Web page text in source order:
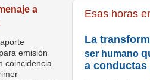
Esas horas
La
ser humano
a conductas
a
emisión
coincidencia